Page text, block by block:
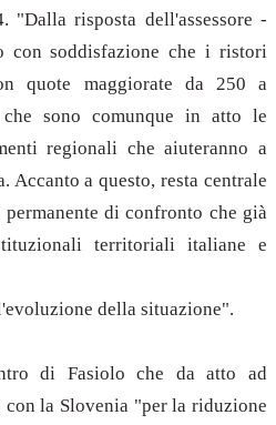
"Dalla risposta dell'assessore -
con soddisfazione che i ristori
quote maggiorate da 250 a
sono comunque in atto le
regionali che aiuteranno a
Accanto a questo, resta centrale
di confronto che già
territoriali italiane e
della situazione".
di Fasiolo che da atto ad
la Slovenia "per la riduzione